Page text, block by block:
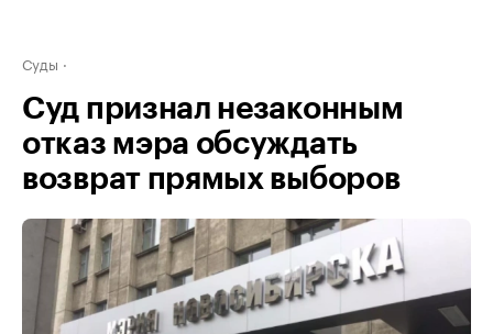
Суды
Суд признал незаконным
отказ мэра обсуждать
возврат прямых выборов